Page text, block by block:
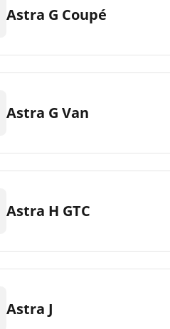
Astra G Coupé
Astra G Van
Astra H GTC
Astra J